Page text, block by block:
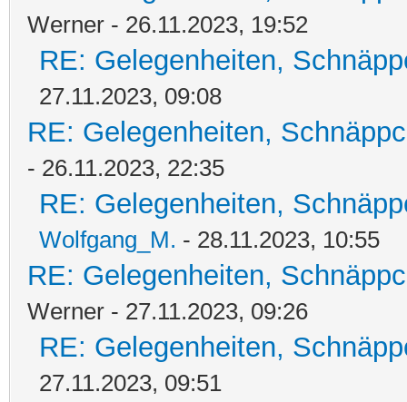
Werner - 26.11.2023, 19:52
RE: Gelegenheiten,
27.11.2023, 09:08
RE: Gelegenheiten,
- 26.11.2023, 22:35
RE: Gelegenheiten,
Wolfgang_M. - 28.11.2023, 10:55
RE: Gelegenheiten,
Werner - 27.11.2023, 09:26
RE: Gelegenheiten,
27.11.2023, 09:51